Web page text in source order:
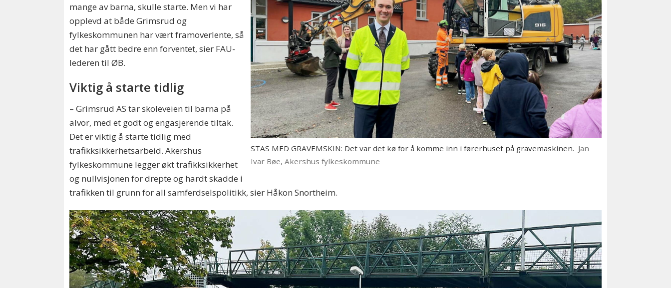
STAS MED GRAVEMSKIN: Det var det kø for å komme inn i førerhuset på gravemaskinen. Jan
Ivar Bøe, Akershus fylkeskommune
mange av barna, skulle starte. Men vi har
opplevd at både Grimsrud og
fylkeskommunen har vært framoverlente, så
det har gått bedre enn forventet, sier FAU-
lederen til ØB.
Viktig å starte tidlig
– Grimsrud AS tar skoleveien til barna på
alvor, med et godt og engasjerende tiltak.
Det er viktig å starte tidlig med
trafikksikkerhetsarbeid. Akershus
fylkeskommune legger økt trafikksikkerhet
og nullvisjonen for drepte og hardt skadde i
trafikken til grunn for all samferdselspolitikk, sier Håkon Snortheim.